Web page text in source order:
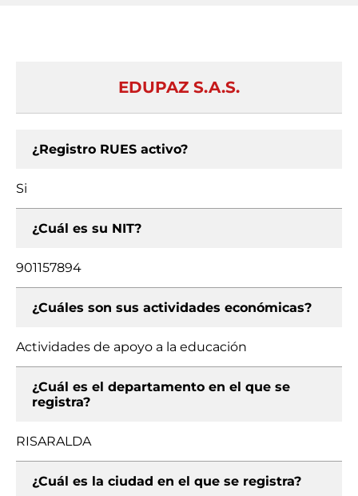
EDUPAZ S.A.S.
¿Registro RUES activo?
Si
¿Cuál es su NIT?
901157894
¿Cuáles son sus actividades económicas?
Actividades de apoyo a la educación
¿Cuál es el departamento en el que se
registra?
RISARALDA
¿Cuál es la ciudad en el que se registra?